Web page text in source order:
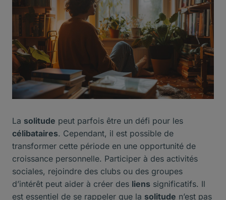
La solitude peut parfois être un défi pour les
célibataires. Cependant, il est possible de
transformer cette période en une opportunité de
croissance personnelle. Participer à des activités
sociales, rejoindre des clubs ou des groupes
d’intérêt peut aider à créer des liens significatifs. Il
est essentiel de se rappeler que la solitude n’est pas